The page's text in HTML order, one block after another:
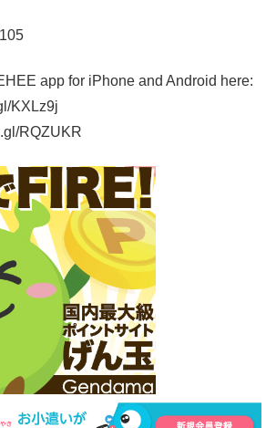
app for iPhone and Android here:
KXLz9j
RQZUKR